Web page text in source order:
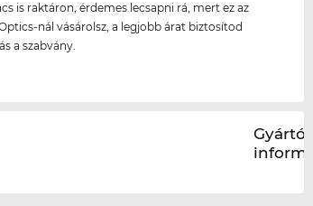
is raktáron, érdemes lecsapni rá, mert ez az
nál vásárolsz, a legjobb árat biztosítod
a szabvány.
Gyártói